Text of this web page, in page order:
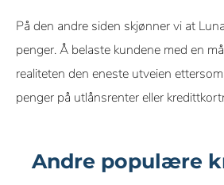
På den andre siden skjønner vi at
penger. Å belaste kundene med en
realiteten den eneste utveien
penger på utlånsrenter eller
Andre populære